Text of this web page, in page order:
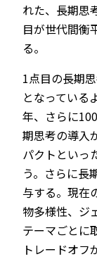
れた、長期
目が世代間
る。
1点目の長期
となっている
年、さらに
期思考の導入
パクトといっ
う。さらに長
与する。現在
物多様性、ジ
テーマごとに
トレードオフ